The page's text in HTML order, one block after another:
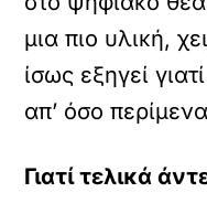
μια πιο υλική,
ίσως εξηγεί
απ’ όσο
Γιατί τελικά